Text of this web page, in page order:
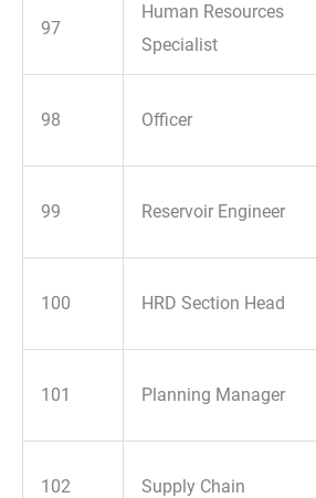
97
Human Resources
Specialist
98 Officer
99 Reservoir Engineer
100 HRD Section Head
101 Planning Manager
102 Supply Chain